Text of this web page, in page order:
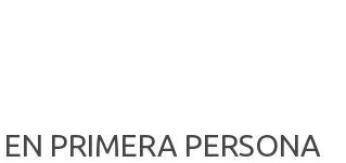
EN PRIMERA PERSONA